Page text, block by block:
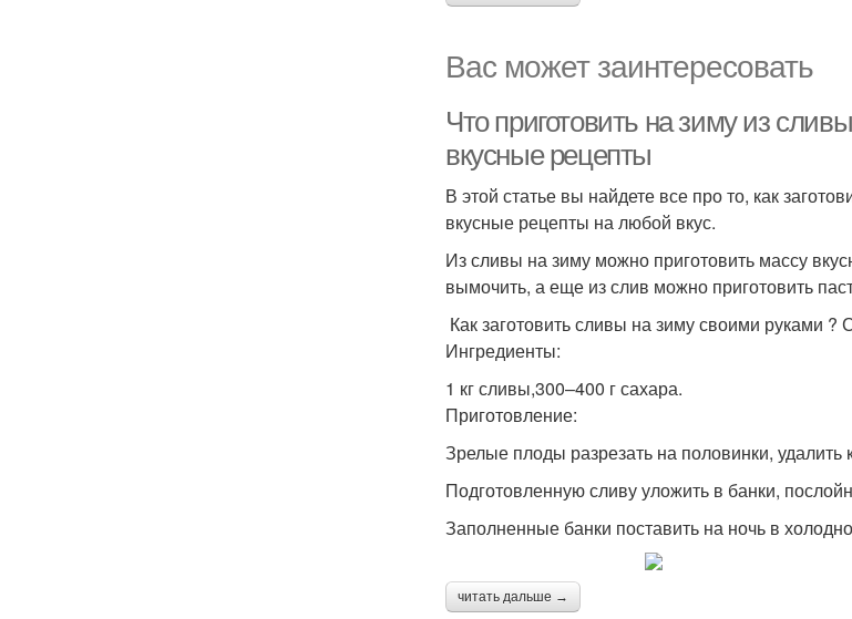
Вас может заинтересовать
Что приготовить на зиму из
вкусные рецепты
В этой статье вы найдете все про то, как
вкусные рецепты на любой вкус.
Из сливы на зиму можно приготовить массу
вымочить, а еще из слив можно приготовить
Как заготовить сливы на зиму своими руками ?
Ингредиенты:
1 кг сливы,300–400 г сахара.
Приготовление:
Зрелые плоды разрезать на половинки, удалить
Подготовленную сливу уложить в банки,
Заполненные банки поставить на ночь в
читать дальше →